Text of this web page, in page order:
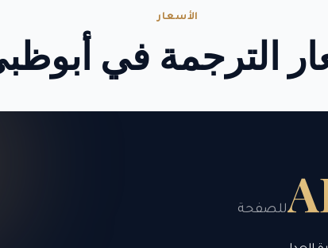
الأسعار
الترجمة في
للصفحة